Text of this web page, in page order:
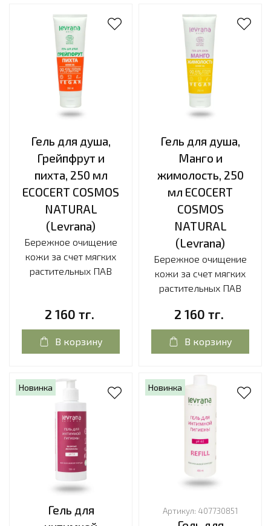
Гель для душа,
Грейпфрут и
пихта, 250 мл
ECOCERT COSMOS
NATURAL
(Levrana)
Бережное очищение
кожи за счет мягких
растительных ПАВ
2 160 тг.
В корзину
Гель для душа,
Манго и
жимолость, 250
мл ECOCERT
COSMOS
NATURAL
(Levrana)
Бережное очищение
кожи за счет мягких
растительных ПАВ
2 160 тг.
В корзину
Новинка
Гель для
Новинка
Артикул: 407730851